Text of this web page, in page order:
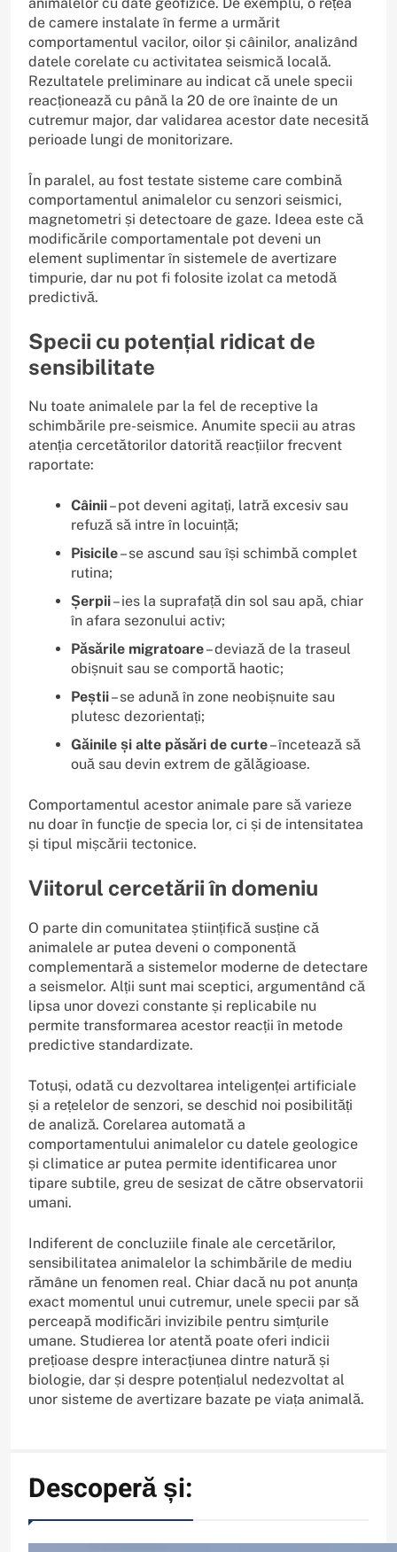
de camere instalate în ferme a urmărit
comportamentul vacilor, oilor și câinilor, analizând
datele corelate cu activitatea seismică locală.
Rezultatele preliminare au indicat că unele specii
reacționează cu până la 20 de ore înainte de un
cutremur major, dar validarea acestor date necesită
perioade lungi de monitorizare.
În paralel, au fost testate sisteme care combină
comportamentul animalelor cu senzori seismici,
magnetometri și detectoare de gaze. Ideea este că
modificările comportamentale pot deveni un
element suplimentar în sistemele de avertizare
timpurie, dar nu pot fi folosite izolat ca metodă
predictivă.
Specii cu potențial ridicat de
sensibilitate
Nu toate animalele par la fel de receptive la
schimbările pre-seismice. Anumite specii au atras
atenția cercetătorilor datorită reacțiilor frecvent
raportate:
Câinii– pot deveni agitați, latră excesiv sau
refuză să intre în locuință;
Pisicile– se ascund sau își schimbă complet
rutina;
Șerpii– ies la suprafață din sol sau apă, chiar
în afara sezonului activ;
Păsările migratoare– deviază de la traseul
obișnuit sau se comportă haotic;
Peștii– se adună în zone neobișnuite sau
plutesc dezorientați;
Găinile și alte păsări de curte– încetează să
ouă sau devin extrem de gălăgioase.
Comportamentul acestor animale pare să varieze
nu doar în funcție de specia lor, ci și de intensitatea
și tipul mișcării tectonice.
Viitorul cercetării în domeniu
O parte din comunitatea științifică susține că
animalele ar putea deveni o componentă
complementară a sistemelor moderne de detectare
a seismelor. Alții sunt mai sceptici, argumentând că
lipsa unor dovezi constante și replicabile nu
permite transformarea acestor reacții în metode
predictive standardizate.
Totuși, odată cu dezvoltarea inteligenței artificiale
și a rețelelor de senzori, se deschid noi posibilități
de analiză. Corelarea automată a
comportamentului animalelor cu datele geologice
și climatice ar putea permite identificarea unor
tipare subtile, greu de sesizat de către observatorii
umani.
Indiferent de concluziile finale ale cercetărilor,
sensibilitatea animalelor la schimbările de mediu
rămâne un fenomen real. Chiar dacă nu pot anunța
exact momentul unui cutremur, unele specii par să
perceapă modificări invizibile pentru simțurile
umane. Studierea lor atentă poate oferi indicii
prețioase despre interacțiunea dintre natură și
biologie, dar și despre potențialul nedezvoltat al
unor sisteme de avertizare bazate pe viața animală.
Descoperă și: